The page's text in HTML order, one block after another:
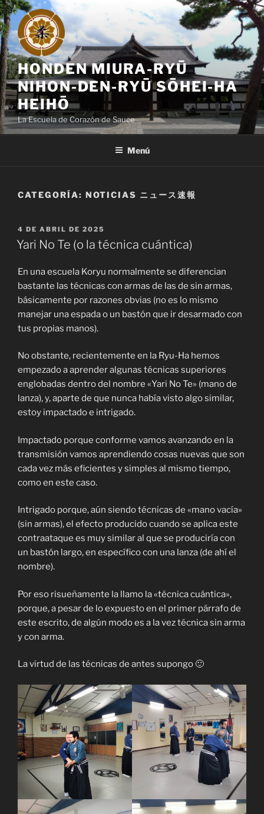
Saltar
al
contenido
HONDEN MIURA-RYŪ
NIHON-DEN-RYŪ SŌHEI-HA
HEIHŌ
La Escuela de Corazón de Sauce
Menú
CATEGORÍA: NOTICIAS ニュース速報
PUBLICADO
EL
4 DE ABRIL DE 2025
Yari No Te (o la técnica cuántica)
En una escuela Koryu normalmente se diferencian
bastante las técnicas con armas de las de sin armas,
básicamente por razones obvias (no es lo mismo
manejar una espada o un bastón que ir desarmado con
tus propias manos).
No obstante, recientemente en la Ryu-Ha hemos
empezado a aprender algunas técnicas superiores
englobadas dentro del nombre «Yari No Te» (mano de
lanza), y, aparte de que nunca había visto algo similar,
estoy impactado e intrigado.
Impactado porque conforme vamos avanzando en la
transmisión vamos aprendiendo cosas nuevas que son
cada vez más eficientes y simples al mismo tiempo,
como en este caso.
Intrigado porque, aún siendo técnicas de «mano vacía»
(sin armas), el efecto producido cuando se aplica este
contraataque es muy similar al que se produciría con
un bastón largo, en específico con una lanza (de ahí el
nombre).
Por eso risueñamente la llamo la «técnica cuántica»,
porque, a pesar de lo expuesto en el primer párrafo de
este escrito, de algún modo es a la vez técnica sin arma
y con arma.
La virtud de las técnicas de antes supongo 🙂